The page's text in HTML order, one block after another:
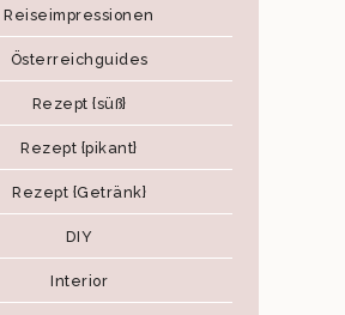
Reiseimpressionen
Österreichguides
Rezept {süß}
Rezept {pikant}
Rezept {Getränk}
DIY
Interior